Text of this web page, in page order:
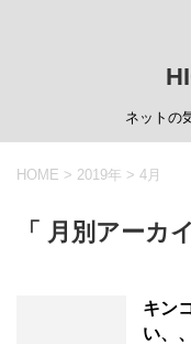
ネットの
HOME > 2019年 > 4月
「 月別アーカ
キン
い、